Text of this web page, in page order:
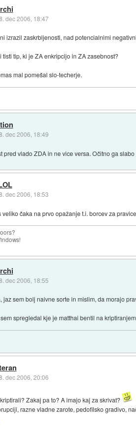
dec 2006, 18:47
izrazil zaskrbljenosti, nad potencialnimi
tisti tip, ki je ZA enkripcijo in ZA zasebnost?
mal pomešal slo-techerje.
dec 2006, 18:49
pred vlado ZDA in ne vice versa. Očitno ga slabo
dec 2006, 18:53
veliko čaka na prvo opažanje t.i. borcev za
dec 2006, 18:55
jaz sem bolj naivne sorte in mislim, da morajo
spregledal kje je matthai bentil na
dec 2006, 20:06
Zakaj pa to? A imajo kaj za skrivat?
razne vladne zarote, pedofilsko gradivo,